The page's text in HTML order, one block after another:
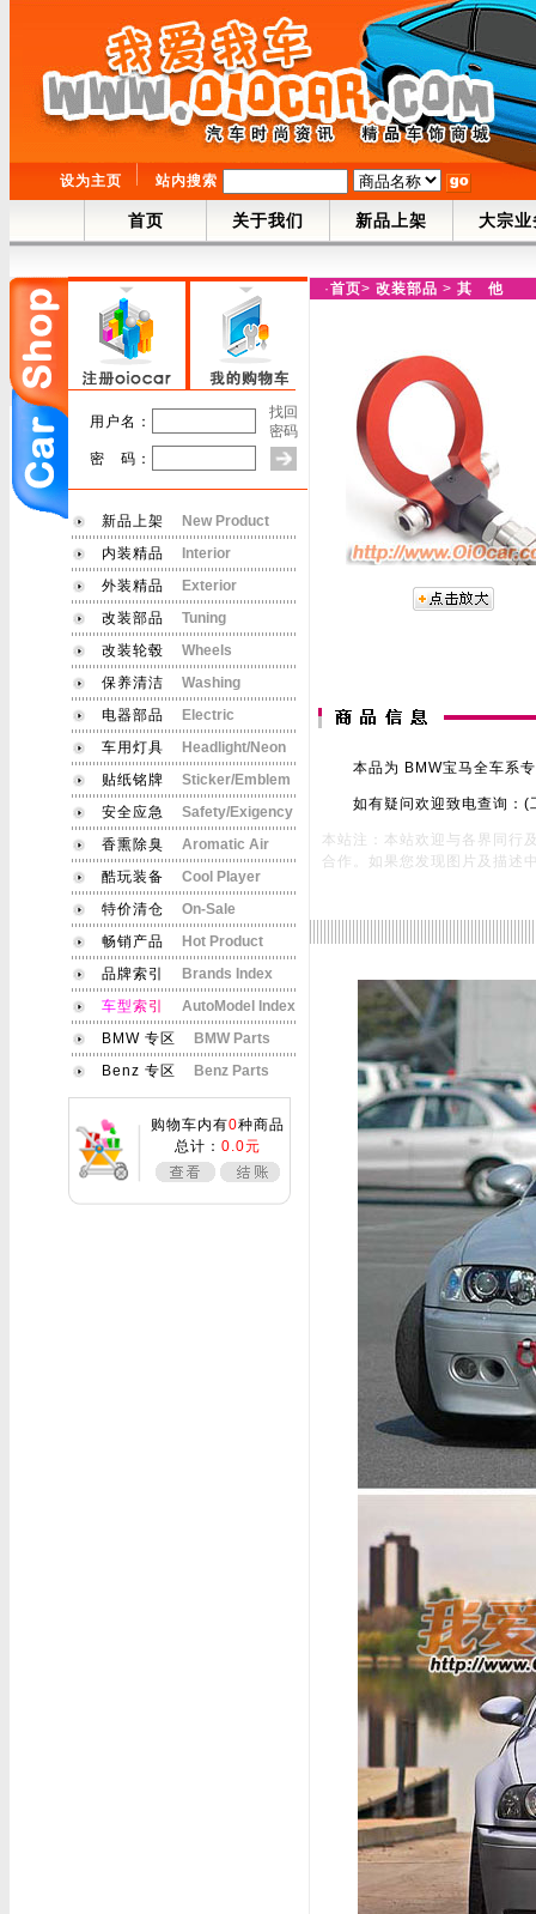
设为主页 站内搜索
首页 关于我们 新品上架 大宗业
用户名：
找回
密码
密 码：
新品上架
New Product
内装精品
Interior
外装精品
Exterior
改装部品
Tuning
改装轮毂
Wheels
保养清洁
Washing
电器部品
Electric
车用灯具
Headlight/Neon
贴纸铭牌
Sticker/Emblem
安全应急
Safety/Exigency
香熏除臭
Aromatic Air
酷玩装备
Cool Player
特价清仓
On-Sale
畅销产品
Hot Product
品牌索引
Brands Index
车型索引
AutoModel Index
BMW 专区
BMW Parts
Benz 专区
Benz Parts
购物车内有0种商品
总计： 0.0元
·首页> 改装部品 > 其 他
本品为 BMW宝马全车系专
如有疑问欢迎致电查询：(
本站注：本站欢迎与各界同行
合作。如果您发现图片及描述